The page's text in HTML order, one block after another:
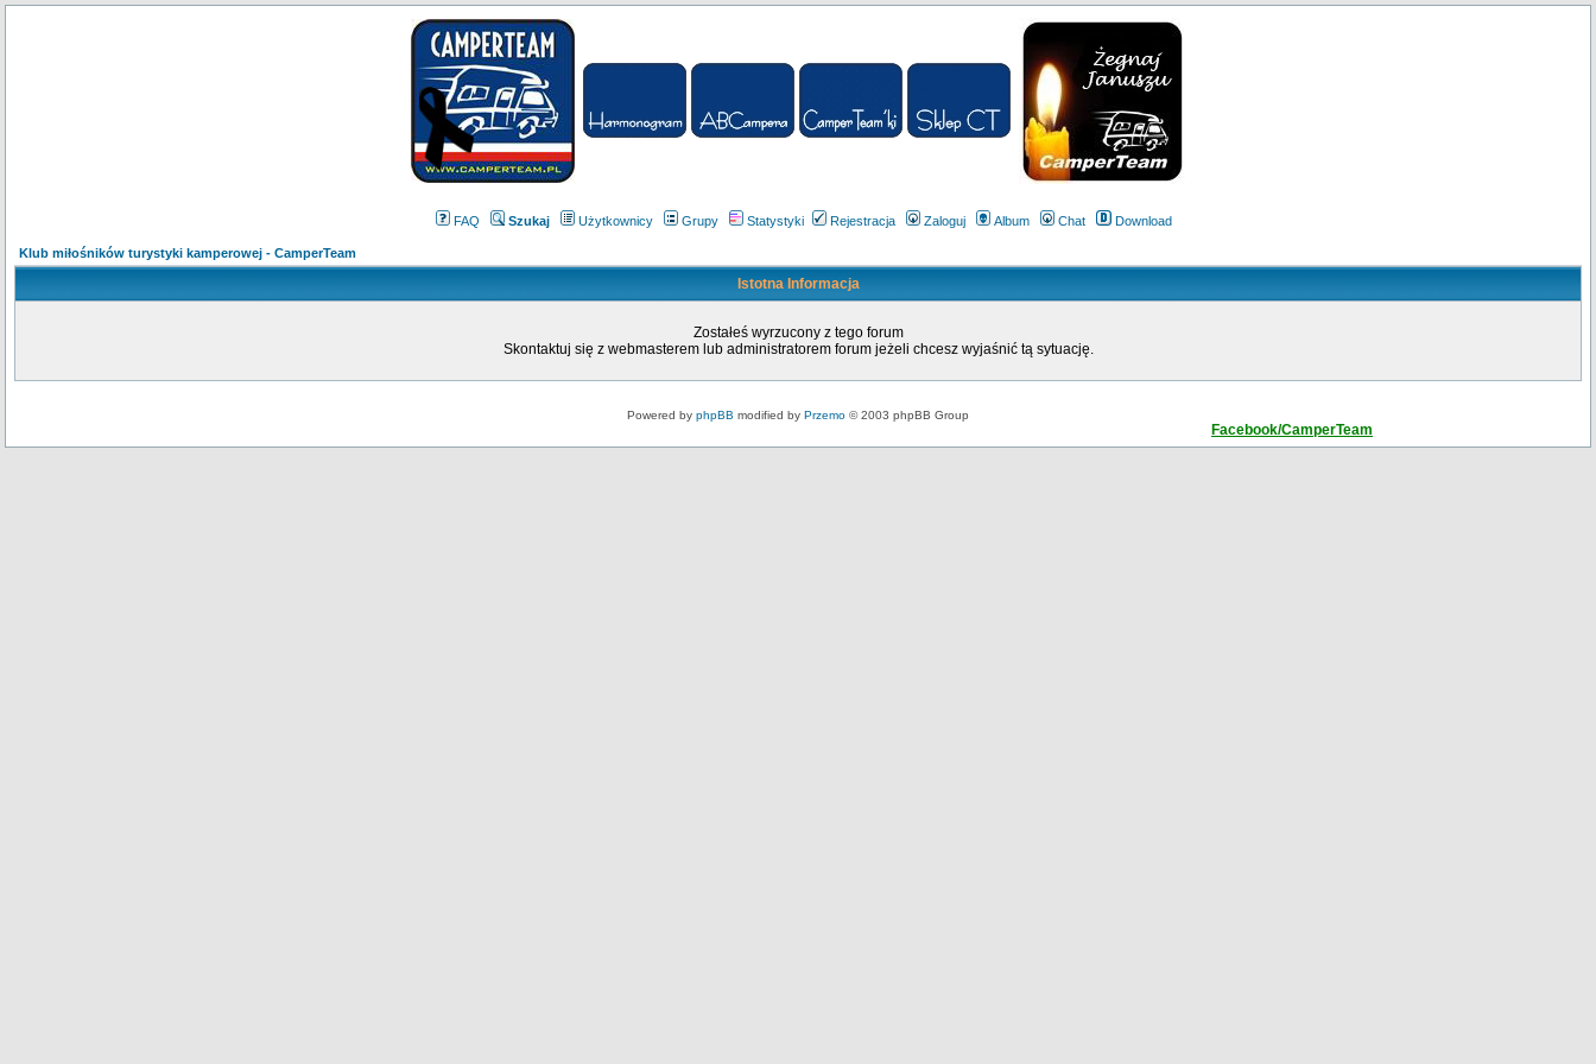
FAQ Szukaj Użytkownicy Grupy Statystyki Rejestracja Zaloguj Album Chat Download
Klub miłośników turystyki kamperowej - CamperTeam
Istotna Informacja
Zostałeś wyrzucony z tego forum
Skontaktuj się z webmasterem lub administratorem forum jeżeli chcesz wyjaśnić tą sytuację.
Powered by phpBB modified by Przemo © 2003 phpBB Group
Facebook/CamperTeam